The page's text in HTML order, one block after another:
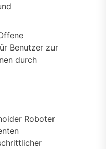
Benutzer zur
durch
Roboter